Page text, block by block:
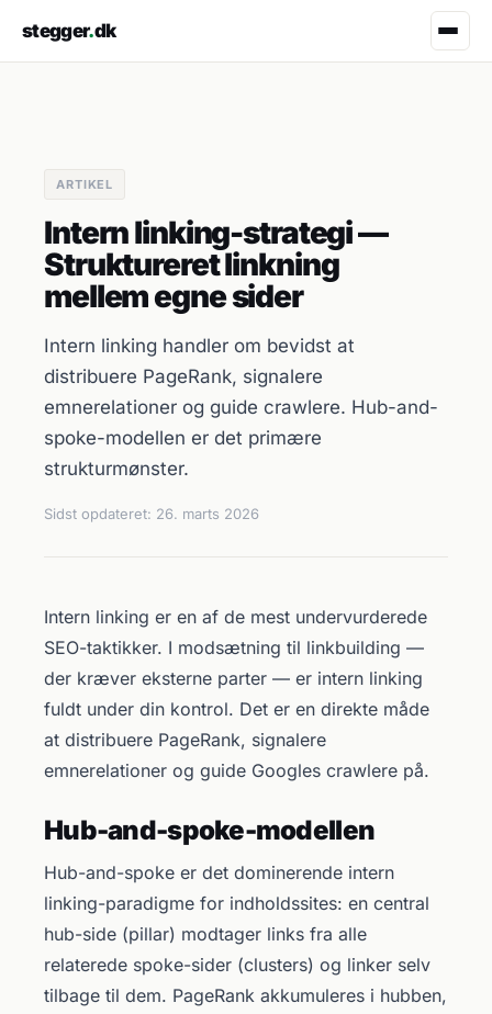
stegger.dk
ARTIKEL
Intern linking-strategi —
Struktureret linkning
mellem egne sider
Intern linking handler om bevidst at
distribuere PageRank, signalere
emnerelationer og guide crawlere. Hub-and-
spoke-modellen er det primære
strukturmønster.
Sidst opdateret: 26. marts 2026
Intern linking er en af de mest undervurderede
SEO-taktikker. I modsætning til linkbuilding —
der kræver eksterne parter — er intern linking
fuldt under din kontrol. Det er en direkte måde
at distribuere PageRank, signalere
emnerelationer og guide Googles crawlere på.
Hub-and-spoke-modellen
Hub-and-spoke er det dominerende intern
linking-paradigme for indholdssites: en central
hub-side (pillar) modtager links fra alle
relaterede spoke-sider (clusters) og linker selv
tilbage til dem. PageRank akkumuleres i hubben,